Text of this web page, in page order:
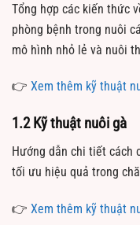
Tổng hợp các kiến thức
phòng bệnh trong nuôi
mô hình nhỏ lẻ và nuôi
👉 Xem thêm kỹ thuật
1.2 Kỹ thuật nuôi gà
Hướng dẫn chi tiết cách
tối ưu hiệu quả trong
👉 Xem thêm kỹ thuật